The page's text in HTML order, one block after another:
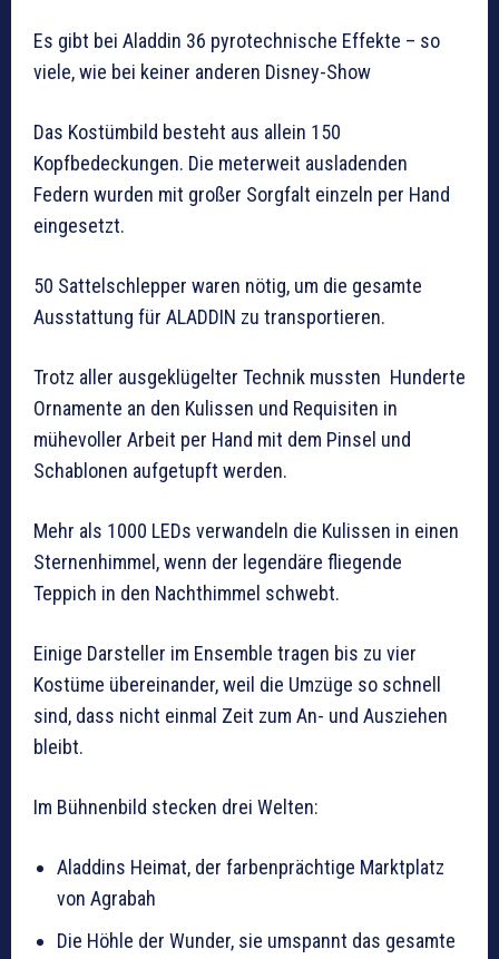
Es gibt bei Aladdin 36 pyrotechnische Effekte – so
viele, wie bei keiner anderen Disney-Show
Das Kostümbild besteht aus allein 150
Kopfbedeckungen. Die meterweit ausladenden
Federn wurden mit großer Sorgfalt einzeln per Hand
eingesetzt.
50 Sattelschlepper waren nötig, um die gesamte
Ausstattung für ALADDIN zu transportieren.
Trotz aller ausgeklügelter Technik mussten Hunderte
Ornamente an den Kulissen und Requisiten in
mühevoller Arbeit per Hand mit dem Pinsel und
Schablonen aufgetupft werden.
Mehr als 1000 LEDs verwandeln die Kulissen in einen
Sternenhimmel, wenn der legendäre fliegende
Teppich in den Nachthimmel schwebt.
Einige Darsteller im Ensemble tragen bis zu vier
Kostüme übereinander, weil die Umzüge so schnell
sind, dass nicht einmal Zeit zum An- und Ausziehen
bleibt.
Im Bühnenbild stecken drei Welten:
Aladdins Heimat, der farbenprächtige Marktplatz
von Agrabah
Die Höhle der Wunder, sie umspannt das gesamte